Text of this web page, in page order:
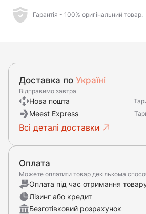
Гарантія - 100% оригінальний товар.
Доставка по Україні
Відправимо завтра
Нова пошта
Meest Express
Всі деталі доставки
Оплата
Можете оплатити товар декількома
Оплата під час отримання
Лізинг або кредит
Безготівковий розрахунок